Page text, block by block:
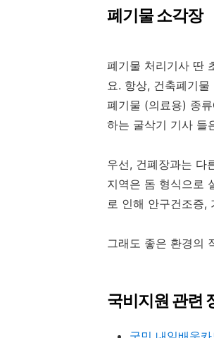
폐기물 소각장
폐기물 처리기사 딴
요. 항상, 건축폐기
폐기물 (의료용) 종
하는 굴삭기 기사 들
우선, 건폐장과는 다
지역은 돔 형식으로
로 인해 안구건조증,
그래도 좋은 환경의
국비지원 관련